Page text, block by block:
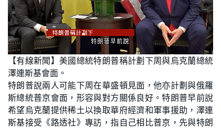
U
n
m
t
e
o
a
d
:
7
3
.
1
7
%
【有線新聞】美國總統特朗普稱計劃下周與烏克蘭總統
澤連斯基會面。
特朗普說兩人可能下周在華盛頓見面，他亦計劃與俄羅
斯總統普京會面，形容與對方關係良好。特朗普早前說
希望烏克蘭提供稀土以換取華府經濟和軍事援助，澤連
斯基接受《路透社》專訪，指自己相比普京，先與特朗